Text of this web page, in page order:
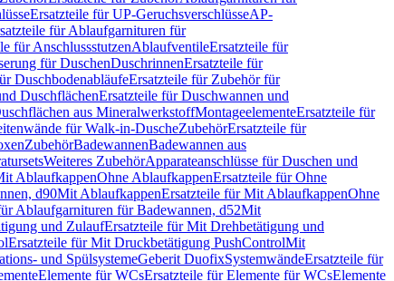
Ersatzteile für UP-GeruchsverschlüsseAP-
für Ablaufgarnituren für
für AnschlussstutzenAblaufventileErsatzteile für
für DuschenDuschrinnenErsatzteile für
DuschbodenabläufeErsatzteile für Zubehör für
DuschflächenErsatzteile für Duschwannen und
aus MineralwerkstoffMontageelementeErsatzteile für
für Walk-in-DuscheZubehörErsatzteile für
ZubehörBadewannenBadewannen aus
Weiteres ZubehörApparateanschlüsse für Duschen und
AblaufkappenOhne AblaufkappenErsatzteile für Ohne
d90Mit AblaufkappenErsatzteile für Mit AblaufkappenOhne
Ablaufgarnituren für Badewannen, d52Mit
und ZulaufErsatzteile für Mit Drehbetätigung und
Ersatzteile für Mit Druckbetätigung PushControlMit
und SpülsystemeGeberit DuofixSystemwändeErsatzteile für
Elemente für WCsErsatzteile für Elemente für WCsElemente